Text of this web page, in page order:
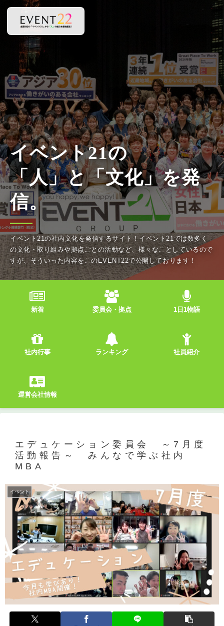
イベント21の社内文化を発信するサイト！イベント21では数多く
の文化・取り組みや拠点ごとの活動など、様々なことしているので
すが、そういった内容をこのEVENT22で公開しております！
新着 委員会・拠点 1日1物語
社内行事 ランキング 社員紹介
運営会社情報
エデュケーション委員会 ～7月度
活動報告～ みんなで学ぶ社内
MBA
イベント